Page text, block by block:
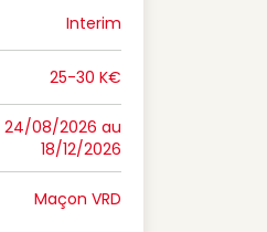
Interim
25-30 K€
24/08/2026 au
18/12/2026
Maçon VRD